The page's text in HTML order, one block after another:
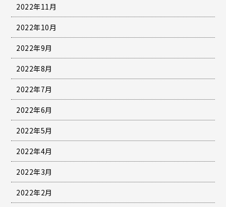
2022年11月
2022年10月
2022年9月
2022年8月
2022年7月
2022年6月
2022年5月
2022年4月
2022年3月
2022年2月